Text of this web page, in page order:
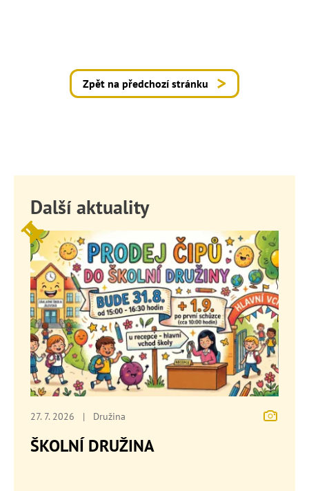
Zpět na předchozí stránku
Další aktuality
27. 7. 2026 | Družina
ŠKOLNÍ DRUŽINA